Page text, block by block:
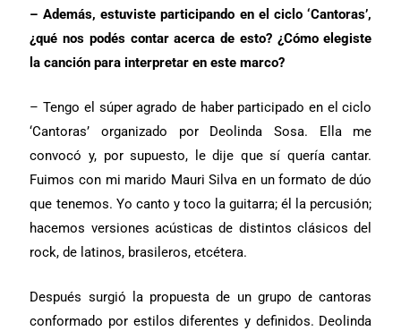
– Además, estuviste participando en el ciclo ‘Cantoras’,
¿qué nos podés contar acerca de esto? ¿Cómo elegiste
la canción para interpretar en este marco?
– Tengo el súper agrado de haber participado en el ciclo
‘Cantoras’ organizado por Deolinda Sosa. Ella me
convocó y, por supuesto, le dije que sí quería cantar.
Fuimos con mi marido Mauri Silva en un formato de dúo
que tenemos. Yo canto y toco la guitarra; él la percusión;
hacemos versiones acústicas de distintos clásicos del
rock, de latinos, brasileros, etcétera.
Después surgió la propuesta de un grupo de cantoras
conformado por estilos diferentes y definidos. Deolinda